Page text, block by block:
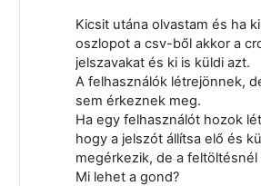
Kicsit utána olvastam és ha
oszlopot a csv-ből akkor a
jelszavakat és ki is küldi azt.
A felhasználók létrejönnek,
sem érkeznek meg.
Ha egy felhasználót hozok
hogy a jelszót állítsa elő és
megérkezik, de a feltöltésnél
Mi lehet a gond?